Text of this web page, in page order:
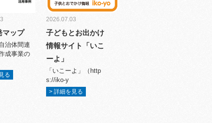
マップ
治体間連
成事業の
る
2026.07.03
子どもとお出かけ
情報サイト「いこ
ーよ」
「いこーよ」（http
s://iko-y
> 詳細を見る